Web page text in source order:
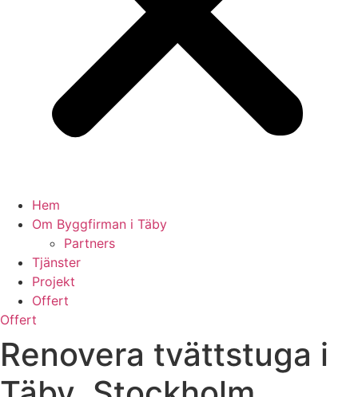
Hem
Om Byggfirman i Täby
Partners
Tjänster
Projekt
Offert
Offert
Renovera tvättstuga i